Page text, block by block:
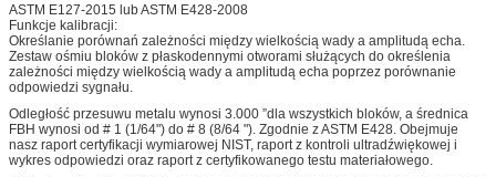
ASTM E127-2015 lub ASTM E428-2008
Funkcje kalibracji:
Określanie porównań zależności między wielkością wady a amplitudą echa.
Zestaw ośmiu bloków z płaskodennymi otworami służących do określenia
zależności między wielkością wady a amplitudą echa poprzez porównanie
odpowiedzi sygnału.
Odległość przesuwu metalu wynosi 3.000 ”dla wszystkich bloków, a średnica
FBH wynosi od # 1 (1/64") do # 8 (8/64 "). Zgodnie z ASTM E428. Obejmuje
nasz raport certyfikacji wymiarowej NIST, raport z kontroli ultradźwiękowej i
wykres odpowiedzi oraz raport z certyfikowanego testu materiałowego.